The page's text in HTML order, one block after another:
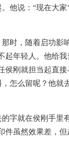
说：“现在大家
，随着启功影
起年轻人。他给
侯刚就担当起直
怎么留呢？他就
就在侯刚手里
虽然效果差，但